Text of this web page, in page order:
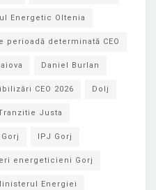
Energetic Oltenia
perioadă determinată CEO
Daniel Burlan
CEO 2026 Dolj
Justa
Gorj IPJ Gorj
energeticieni Gorj
Energiei